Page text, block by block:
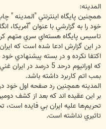
المدينه:
همچنين پايگاه اينترنتي "المدينه
خود را به گزارشي با عنوان "آمريكا،
تاسيس پايگاه هسته‌اي سري متهم
در اين گزارش ادعا شده است كه ايران
اكتفا نكرده و در بسته پيشنهادي خود
كه اورانيوم درحد 5
بمب اتم كاربرد داشته باشد.
المدينه همچنين رد صفحه اول خود
بر اين عقيده اند كه بعد از كشف
تحريم‌ها عليه ايران بي فايده
تاثيري نداشته است.